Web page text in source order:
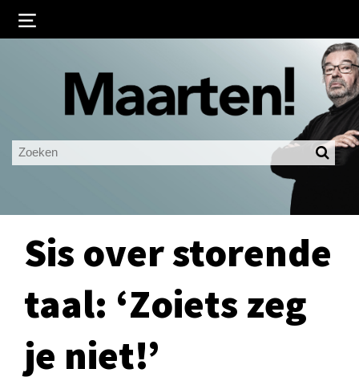
Ingelogd blijven
LOGIN
Sis over storende
taal: ‘Zoiets zeg
je niet!’